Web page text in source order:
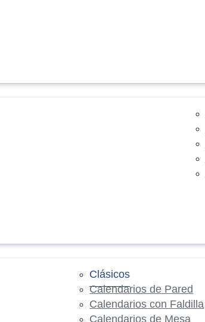
Clásicos
Calendarios de Pared
Calendarios con Faldilla
Calendarios de Mesa